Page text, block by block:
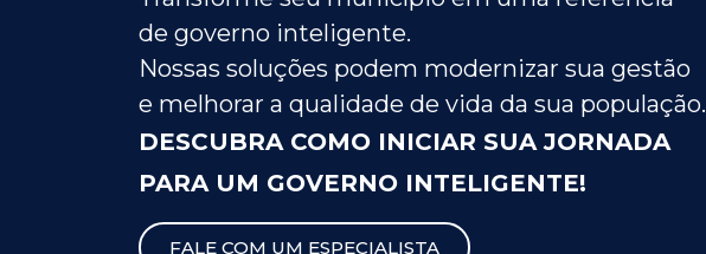
de governo inteligente.
Nossas soluções podem modernizar sua gestão
e melhorar a qualidade de vida da sua população.
DESCUBRA COMO INICIAR SUA JORNADA
PARA UM GOVERNO INTELIGENTE!
FALE COM UM ESPECIALISTA